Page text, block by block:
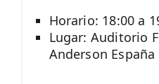
Horario: 18:00 a
Lugar: Auditorio
Anderson España